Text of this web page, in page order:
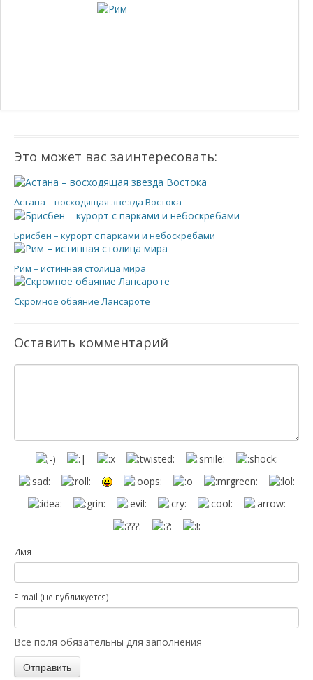
Это может вас заинтересовать:
Астана – восходящая звезда Востока
Брисбен – курорт с парками и небоскребами
Рим – истинная столица мира
Скромное обаяние Лансароте
Оставить комментарий
Имя
E-mail (не публикуется)
Все поля обязательны для заполнения